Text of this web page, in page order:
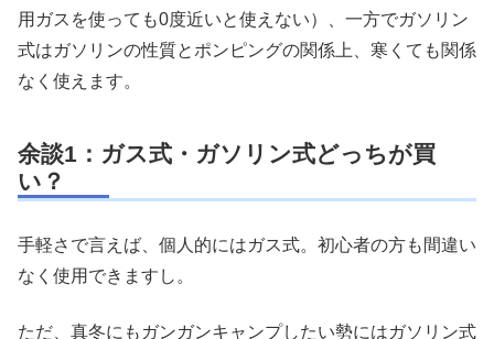
用ガスを使っても0度近いと使えない）、一方でガソリン
式はガソリンの性質とポンピングの関係上、寒くても関係
なく使えます。
余談1：ガス式・ガソリン式どっちが買
い？
手軽さで言えば、個人的にはガス式。初心者の方も間違い
なく使用できますし。
ただ、真冬にもガンガンキャンプしたい勢にはガソリン式